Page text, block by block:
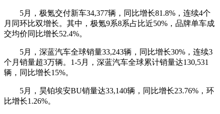
5月，极氪交付新车34,377辆，同比增长81.8%，连续4个
月同环比双增长。其中，极氪9系8系占比近50%，品牌单车成
交均价同比增长52.4%。
5月，深蓝汽车全球销量33,243辆，同比增长30%，连续3
个月销量超3万辆。1-5月，深蓝汽车全球累计销量达130,531
辆，同比增长15%。
5月，昊铂埃安BU销量达33,140辆，同比增长23.76%，环
比增长1.26%。